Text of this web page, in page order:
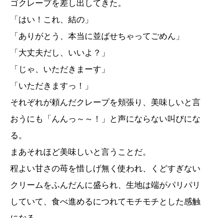
ゴクレープを差し出してきた。
「はい！これ、結の」
「ありがとう、本当に並ばせちゃってごめん」
「大丈夫だし、いいよ？」
「じゃ、いただきまーす」
「いただきますっ！」
それぞれが頼んだクレープを頬張り、美味しいと言
おうにも「んんっ～～！」と声にならない叫びにな
る。
まあそれほど美味しいと言うことだ。
程よい甘さの苺を惜しげ無く使われ、くどすぎない
クリームをふんだんに盛られ、生地は端がパリパリ
していて、食べ進めるにつれてモチモチとした感触